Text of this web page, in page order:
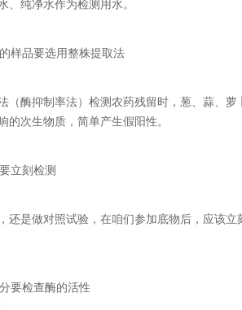
、纯净水作为检测用水。
样品要选用整株提取法
（酶抑制率法）检测农药残留时，葱、蒜、
的次生物质，简单产生假阳性。
立刻检测
还是做对照试验，在咱们参加底物后，应该
要检查酶的活性